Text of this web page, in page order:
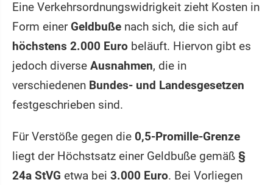
Eine Verkehrsordnungswidrigkeit zieht Kosten in
Form einerGeldbuße nach sich, die sich auf
höchstens 2.000 Euro beläuft. Hiervon gibt es
jedoch diverse Ausnahmen, die in
verschiedenen Bundes- und Landesgesetzen
festgeschrieben sind.
Für Verstöße gegen die 0,5-Promille-Grenze
liegt der Höchstsatz einer Geldbuße gemäß §
24a StVG etwa bei 3.000 Euro. Bei Vorliegen